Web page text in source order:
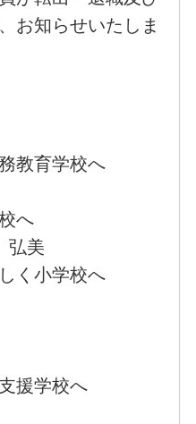
お知らせいたしま
教育学校へ
へ
美
く小学校へ
援学校へ